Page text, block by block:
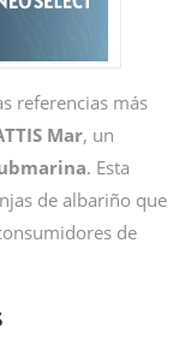
referencias más
Mar, un
. Esta
de albariño que
de